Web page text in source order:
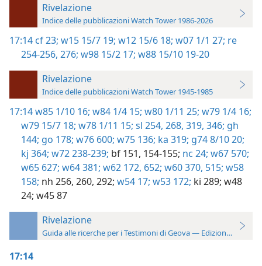
Rivelazione
Indice delle pubblicazioni Watch Tower 1986-2026
17:14 cf 23; w15 15/7 19; w12 15/6 18; w07 1/1 27; re
254-256, 276; w98 15/2 17; w88 15/10 19-20
Rivelazione
Indice delle pubblicazioni Watch Tower 1945-1985
17:14w85 1/10 16; w84 1/4 15; w80 1/11 25; w79 1/4 16;
w79 15/7 18; w78 1/11 15; sl 254, 268, 319, 346; gh
144; go 178; w76 600; w75 136; ka 319; g74 8/10 20;
kj 364; w72 238-239; bf 151, 154-155; nc 24; w67 570;
w65 627; w64 381; w62 172, 652; w60 370, 515; w58
158; nh 256, 260, 292; w54 17; w53 172; ki 289; w48
24; w45 87
Rivelazione
Guida alle ricerche per i Testimoni di Geova — Edizione 2019
17:14